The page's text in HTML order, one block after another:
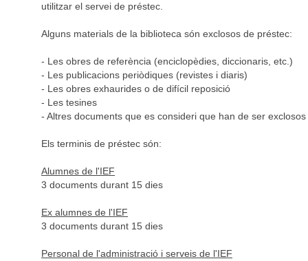
utilitzar el servei de préstec.
Alguns materials de la biblioteca són exclosos de préstec:
- Les obres de referència (enciclopèdies, diccionaris, etc.)
- Les publicacions periòdiques (revistes i diaris)
- Les obres exhaurides o de difícil reposició
- Les tesines
- Altres documents que es consideri que han de ser
Els terminis de préstec són:
Alumnes de l'IEF
3 documents durant 15 dies
Ex alumnes de l'IEF
3 documents durant 15 dies
Personal de l'administració i serveis de l'IEF